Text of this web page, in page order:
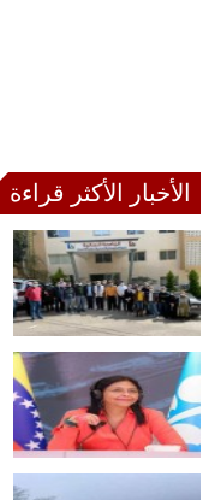
الأخبار الأكثر قراءة